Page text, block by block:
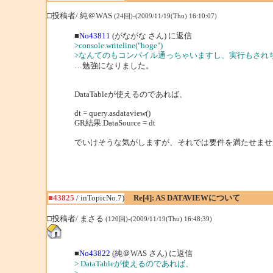
□投稿者/ 純＠WAS (24回)-(2009/11/19(Thu) 16:10:07)
■No43811 (がながな さん) に返信
>console.writeline("hoge")
>なんてのもコンパイル通っちゃいますし、実行もされ
…勉強になりました。
DataTableが使えるのであれば、
dt = query.asdataview()
GR結果.DataSource = dt
でいけそうな気がしますが、それでは要件を満たせませ
■43825 / inTopicNo.7)
Re[4]: AS DATAVIEWについて
□投稿者/ まさる (120回)-(2009/11/19(Thu) 16:48:39)
■No43822 (純＠WAS さん) に返信
> DataTableが使えるのであれば、